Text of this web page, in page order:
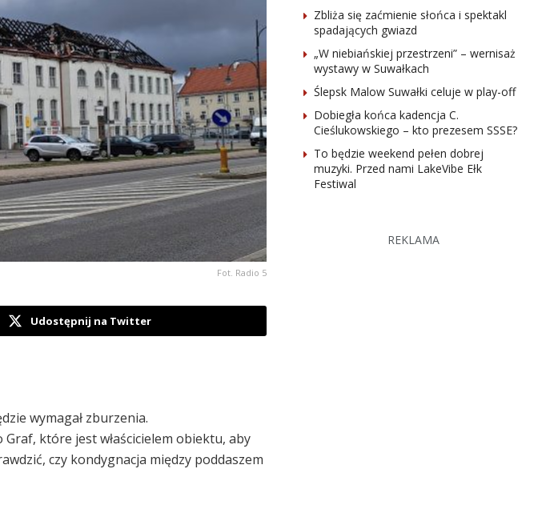
Fot. Radio 5
Udostępnij na Twitter
wymagał zburzenia.
które jest właścicielem obiektu, aby
czy kondygnacja między poddaszem
Zbliża się zaćmienie słońca i spektakl
spadających gwiazd
„W niebiańskiej przestrzeni” – wernisaż
wystawy w Suwałkach
Ślepsk Malow Suwałki celuje w play-off
Dobiegła końca kadencja C.
Cieślukowskiego – kto prezesem SSSE?
To będzie weekend pełen dobrej
muzyki. Przed nami LakeVibe Ełk
Festiwal
REKLAMA